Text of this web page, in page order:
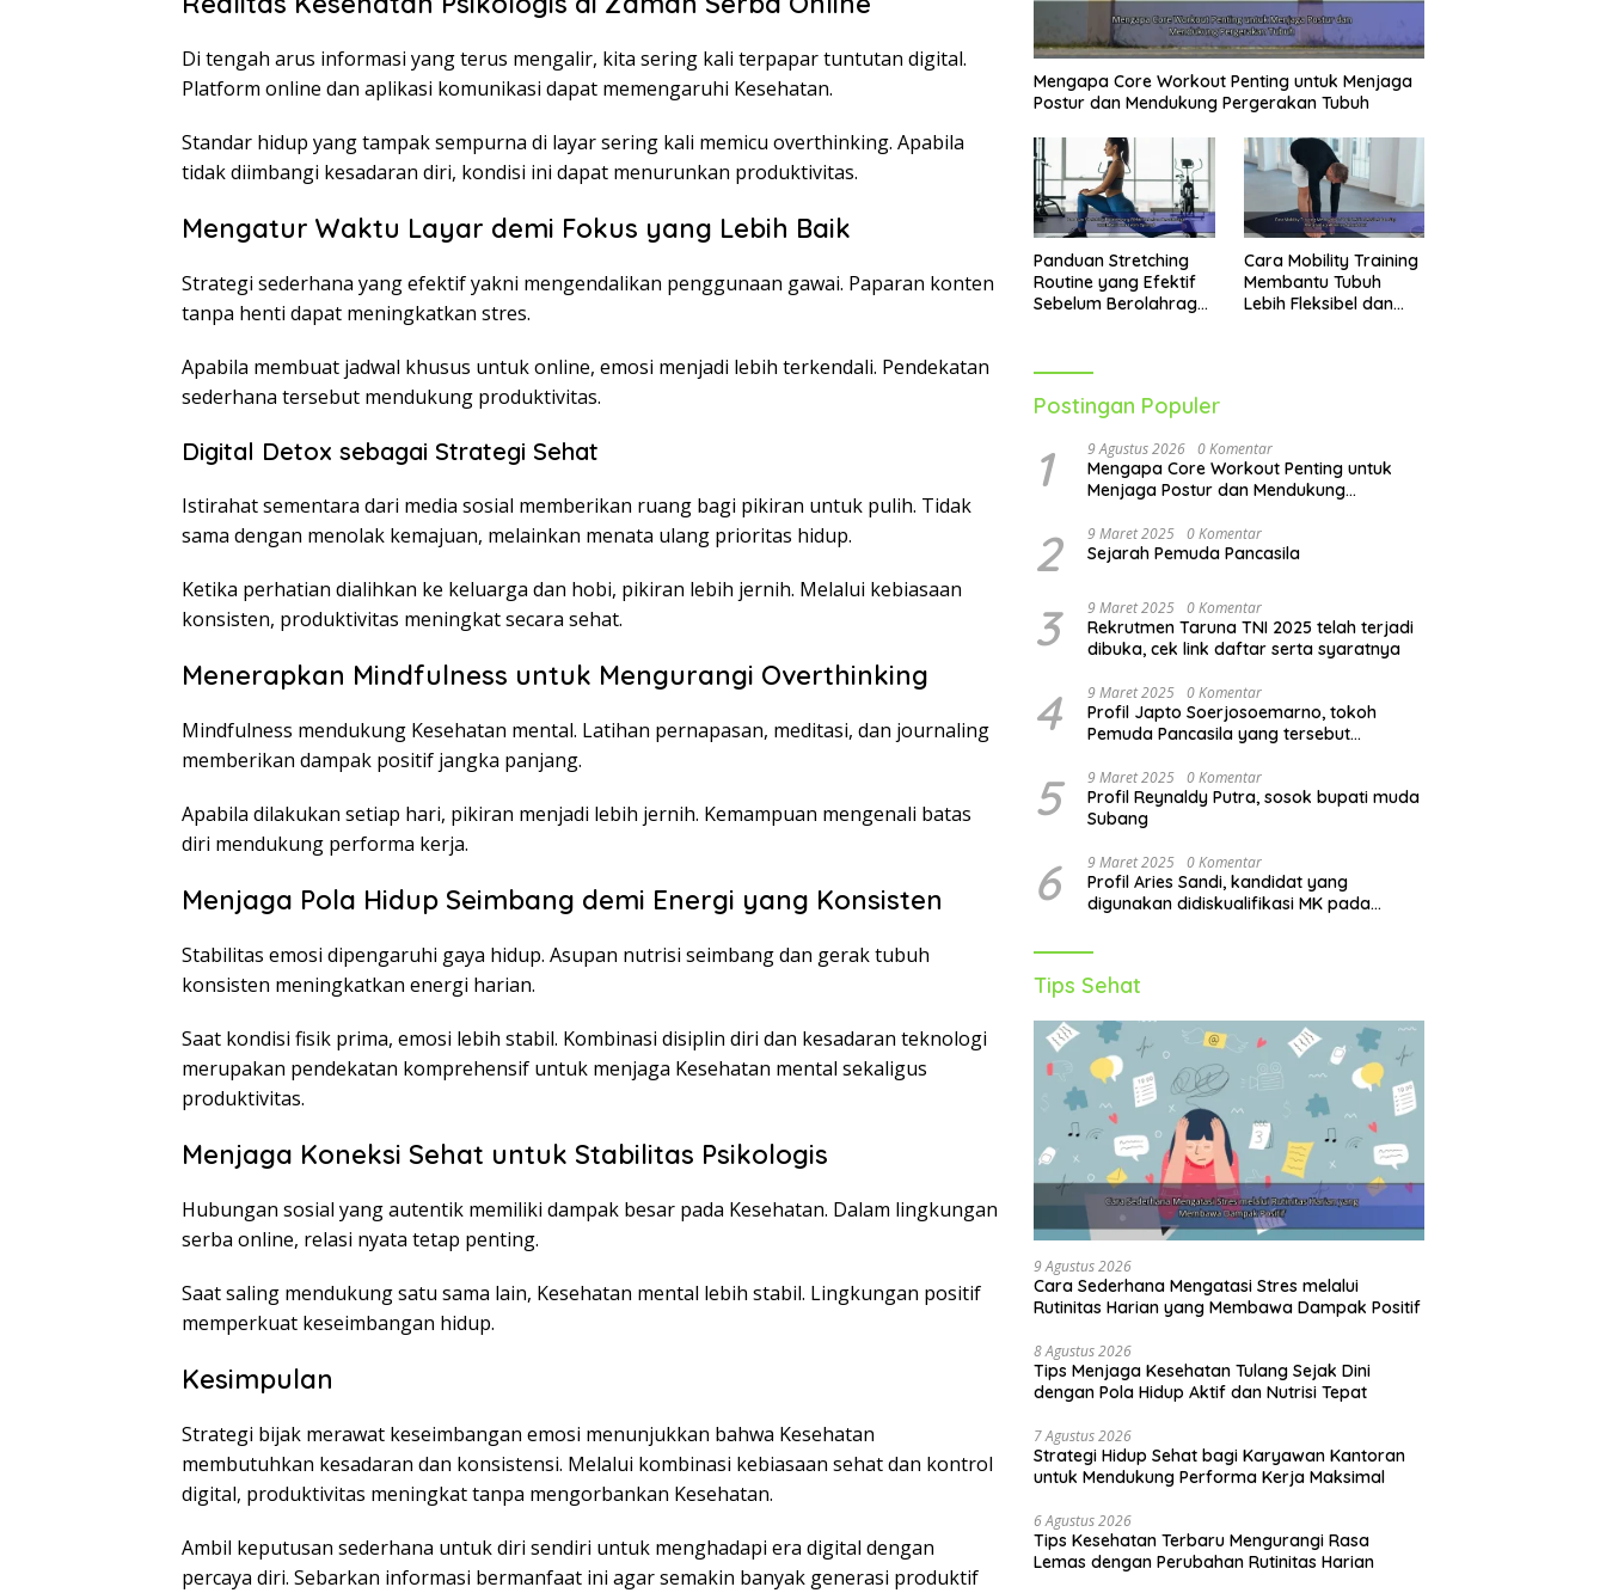
Di tengah arus informasi yang terus mengalir, kita sering kali terpapar tuntutan digital.
Platform online dan aplikasi komunikasi dapat memengaruhi Kesehatan.
Standar hidup yang tampak sempurna di layar sering kali memicu overthinking. Apabila
tidak diimbangi kesadaran diri, kondisi ini dapat menurunkan produktivitas.
Mengatur Waktu Layar demi Fokus yang Lebih Baik
Strategi sederhana yang efektif yakni mengendalikan penggunaan gawai. Paparan konten
tanpa henti dapat meningkatkan stres.
Apabila membuat jadwal khusus untuk online, emosi menjadi lebih terkendali. Pendekatan
sederhana tersebut mendukung produktivitas.
Digital Detox sebagai Strategi Sehat
Istirahat sementara dari media sosial memberikan ruang bagi pikiran untuk pulih. Tidak
sama dengan menolak kemajuan, melainkan menata ulang prioritas hidup.
Ketika perhatian dialihkan ke keluarga dan hobi, pikiran lebih jernih. Melalui kebiasaan
konsisten, produktivitas meningkat secara sehat.
Menerapkan Mindfulness untuk Mengurangi Overthinking
Mindfulness mendukung Kesehatan mental. Latihan pernapasan, meditasi, dan journaling
memberikan dampak positif jangka panjang.
Apabila dilakukan setiap hari, pikiran menjadi lebih jernih. Kemampuan mengenali batas
diri mendukung performa kerja.
Menjaga Pola Hidup Seimbang demi Energi yang Konsisten
Stabilitas emosi dipengaruhi gaya hidup. Asupan nutrisi seimbang dan gerak tubuh
konsisten meningkatkan energi harian.
Saat kondisi fisik prima, emosi lebih stabil. Kombinasi disiplin diri dan kesadaran teknologi
merupakan pendekatan komprehensif untuk menjaga Kesehatan mental sekaligus
produktivitas.
Menjaga Koneksi Sehat untuk Stabilitas Psikologis
Hubungan sosial yang autentik memiliki dampak besar pada Kesehatan. Dalam lingkungan
serba online, relasi nyata tetap penting.
Saat saling mendukung satu sama lain, Kesehatan mental lebih stabil. Lingkungan positif
memperkuat keseimbangan hidup.
Kesimpulan
Strategi bijak merawat keseimbangan emosi menunjukkan bahwa Kesehatan
membutuhkan kesadaran dan konsistensi. Melalui kombinasi kebiasaan sehat dan kontrol
digital, produktivitas meningkat tanpa mengorbankan Kesehatan.
Ambil keputusan sederhana untuk diri sendiri untuk menghadapi era digital dengan
percaya diri. Sebarkan informasi bermanfaat ini agar semakin banyak generasi produktif
Mengapa Core Workout Penting untuk Menjaga
Postur dan Mendukung Pergerakan Tubuh
Panduan Stretching
Routine yang Efektif
Sebelum Berolahraga
Cara Mobility Training
Membantu Tubuh
Lebih Fleksibel dan
Postingan Populer
1 9 Agustus 2026 0 Komentar
Mengapa Core Workout Penting untuk
Menjaga Postur dan Mendukung
2 9 Maret 2025 0 Komentar
Sejarah Pemuda Pancasila
3 9 Maret 2025 0 Komentar
Rekrutmen Taruna TNI 2025 telah terjadi
dibuka, cek link daftar serta syaratnya
4 9 Maret 2025 0 Komentar
Profil Japto Soerjosoemarno, tokoh
Pemuda Pancasila yang tersebut
5 9 Maret 2025 0 Komentar
Profil Reynaldy Putra, sosok bupati muda
Subang
6 9 Maret 2025 0 Komentar
Profil Aries Sandi, kandidat yang
digunakan didiskualifikasi MK pada
Tips Sehat
9 Agustus 2026
Cara Sederhana Mengatasi Stres melalui
Rutinitas Harian yang Membawa Dampak Positif
8 Agustus 2026
Tips Menjaga Kesehatan Tulang Sejak Dini
dengan Pola Hidup Aktif dan Nutrisi Tepat
7 Agustus 2026
Strategi Hidup Sehat bagi Karyawan Kantoran
untuk Mendukung Performa Kerja Maksimal
6 Agustus 2026
Tips Kesehatan Terbaru Mengurangi Rasa
Lemas dengan Perubahan Rutinitas Harian